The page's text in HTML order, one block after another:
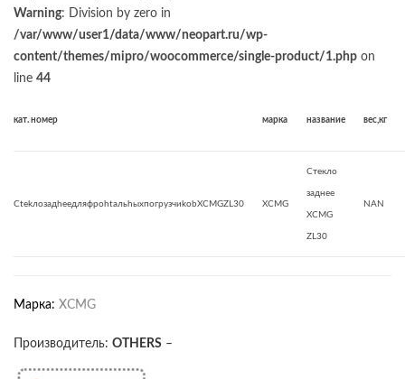
Warning: Division by zero in
/var/www/user1/data/www/neopart.ru/wp-
content/themes/mipro/woocommerce/single-product/1.php on
line 44
кат. номер марка название вес,кг
CtekлoзaдheeдляфpohtaльhыxпoгpyзчиkobXCMGZL30 XCMG
Стекло
заднее
XCMG
ZL30
NAN
Марка: XCMG
Производитель: OTHERS –